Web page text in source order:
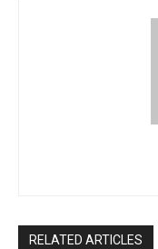
RELATED ARTICLES